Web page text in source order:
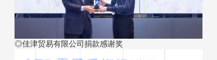
◎佳津贸易有限公司捐款感谢奖